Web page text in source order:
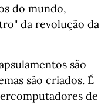
do mundo,
da revolução da
são
são criados. É
de